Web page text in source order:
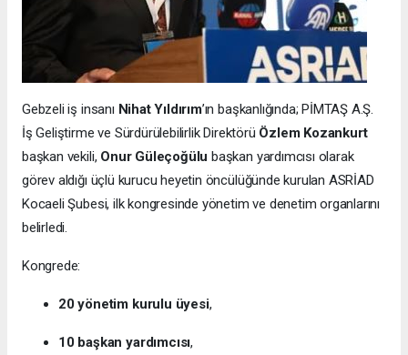
Gebzeli iş insanı Nihat Yıldırım’ın başkanlığında; PİMTAŞ A.Ş.
İş Geliştirme ve Sürdürülebilirlik Direktörü Özlem Kozankurt
başkan vekili, Onur Güleçoğülu başkan yardımcısı olarak
görev aldığı üçlü kurucu heyetin öncülüğünde kurulan ASRİAD
Kocaeli Şubesi, ilk kongresinde yönetim ve denetim organlarını
belirledi.
Kongrede:
20 yönetim kurulu üyesi,
10 başkan yardımcısı,